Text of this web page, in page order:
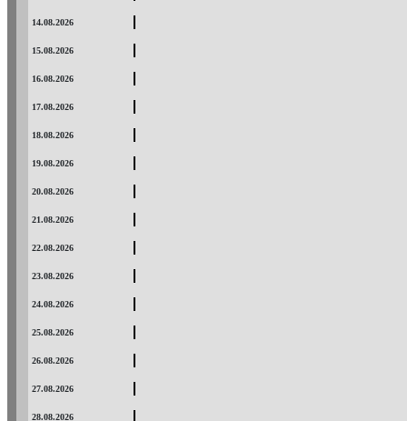
14.08.2026
15.08.2026
16.08.2026
17.08.2026
18.08.2026
19.08.2026
20.08.2026
21.08.2026
22.08.2026
23.08.2026
24.08.2026
25.08.2026
26.08.2026
27.08.2026
28.08.2026